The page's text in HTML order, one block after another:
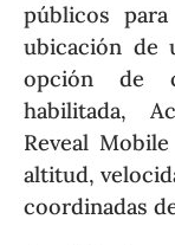
públicos
ubicación de
opción de
habilitada,
Reveal
altitud,
coordinadas